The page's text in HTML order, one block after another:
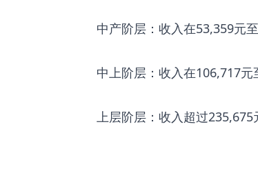
中产阶层：收入在53,359元
中上阶层：收入在106,717元
上层阶层：收入超过235,675